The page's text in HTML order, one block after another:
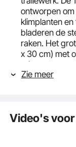
ontworpen
klimplanten
bladeren de
raken. Het
x 30 cm) met
ruimte om te
schonere
omwaaien
Zie meer
Video's